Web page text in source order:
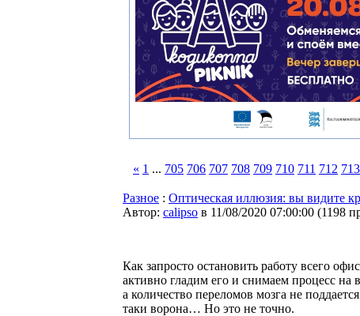
« 1 ... 705 706 707 708 709 710 711 712 713
Разное : Оптическая иллюзия: вы видите
Автор: calipso в 11/08/2020 07:00:00 (1198
Как запросто остановить работу всего
активно гладим его и снимаем процесс
а количество переломов мозга не
таки ворона… Но это не точно.